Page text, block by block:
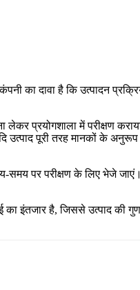
का दावा है कि उत्पादन
प्रयोगशाला में परीक्षण
उत्पाद पूरी तरह मानकों के
समय पर परीक्षण के लिए भेजे
इंतजार है, जिससे उत्पाद की